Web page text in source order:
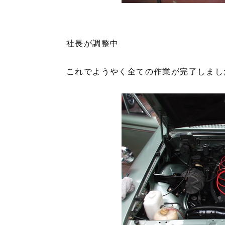
社長が調整中
これでようやく全ての作業が完了しま